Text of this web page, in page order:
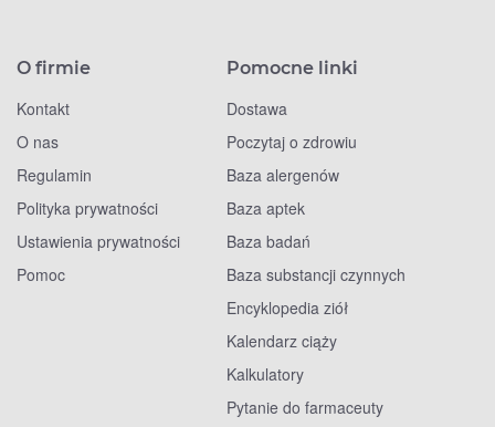
O firmie
Kontakt
O nas
Regulamin
Polityka prywatności
Ustawienia prywatności
Pomoc
Pomocne linki
Dostawa
Poczytaj o zdrowiu
Baza alergenów
Baza aptek
Baza badań
Baza substancji czynnych
Encyklopedia ziół
Kalendarz ciąży
Kalkulatory
Pytanie do farmaceuty